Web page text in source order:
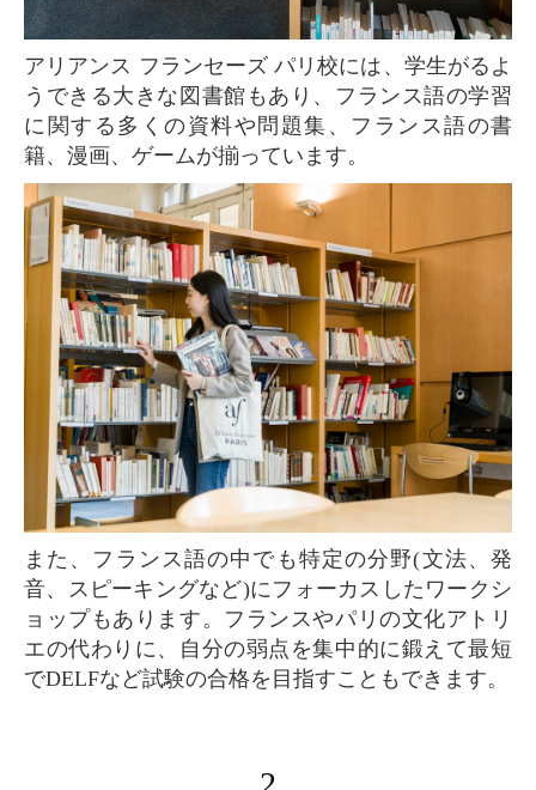
アリアンス フランセーズ パリ校には、学生がるよ
うできる大きな図書館もあり、フランス語の学習
に関する多くの資料や問題集、フランス語の書
籍、漫画、ゲームが揃っています。
また、フランス語の中でも特定の分野(文法、発
音、スピーキングなど)にフォーカスしたワークシ
ョップもあります。フランスやパリの文化アトリ
エの代わりに、自分の弱点を集中的に鍛えて最短
でDELFなど試験の合格を目指すこともできます。